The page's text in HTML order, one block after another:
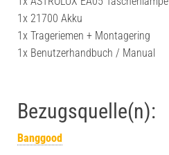
1x 21700 Akku
1x Trageriemen + Montagering
1x Benutzerhandbuch / Manual
Bezugsquelle(n):
Banggood